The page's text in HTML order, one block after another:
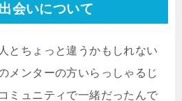
会いについて
とちょっと違うかもしれない
メンターの方いらっしゃるじ
ミュニティで一緒だったんで